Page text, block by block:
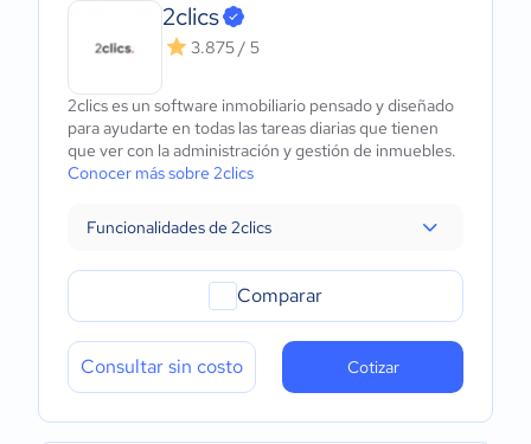
2clics
3.875 / 5
2clics es un software inmobiliario pensado y diseñado
para ayudarte en todas las tareas diarias que tienen
que ver con la administración y gestión de inmuebles.
Conocer más sobre 2clics
Funcionalidades de 2clics
Comparar
Consultar sin costo Cotizar